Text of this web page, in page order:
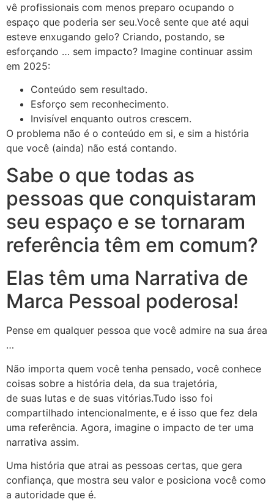
vê profissionais com menos preparo ocupando o
espaço que poderia ser seu.Você sente que até aqui
esteve enxugando gelo? Criando, postando, se
esforçando … sem impacto? Imagine continuar assim
em 2025:
Conteúdo sem resultado.
Esforço sem reconhecimento.
Invisível enquanto outros crescem.
O problema não é o conteúdo em si, e sim a história
que você (ainda) não está contando.
Sabe o que todas as
pessoas que conquistaram
seu espaço e se tornaram
referência têm em comum?
Elas têm uma Narrativa de
Marca Pessoal poderosa!
Pense em qualquer pessoa que você admire na sua área
…
Não importa quem você tenha pensado, você conhece
coisas sobre a história dela, da sua trajetória,
de suas lutas e de suas vitórias.Tudo isso foi
compartilhado intencionalmente, e é isso que fez dela
uma referência. Agora, imagine o impacto de ter uma
narrativa assim.
Uma história que atrai as pessoas certas, que gera
confiança, que mostra seu valor e posiciona você como
a autoridade que é.